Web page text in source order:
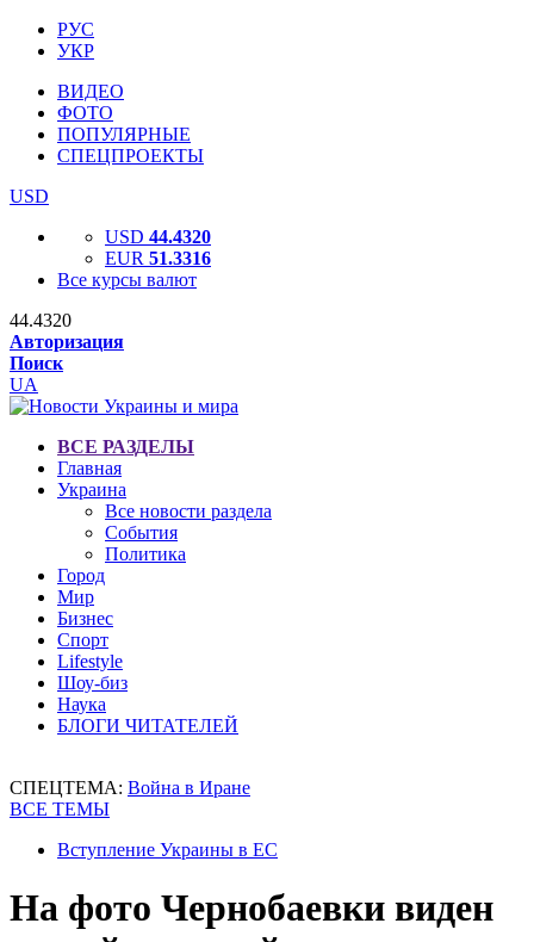
РУС
УКР
ВИДЕО
ФОТО
ПОПУЛЯРНЫЕ
СПЕЦПРОЕКТЫ
USD
USD 44.4320
EUR 51.3316
Все курсы валют
44.4320
Авторизация
Поиск
UA
ВСЕ РАЗДЕЛЫ
Главная
Украина
Все новости раздела
События
Политика
Город
Мир
Бизнес
Спорт
Lifestyle
Шоу-биз
Наука
БЛОГИ ЧИТАТЕЛЕЙ
СПЕЦТЕМА: Война в Иране
ВСЕ ТЕМЫ
Вступление Украины в ЕС
На фото Чернобаевки виден